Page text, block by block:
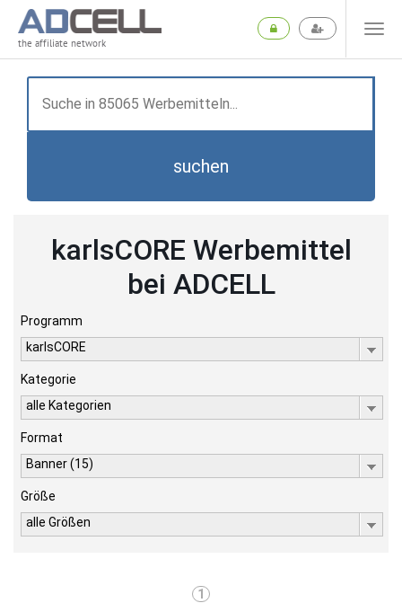
the affiliate network
suchen
karlsCORE Werbemittel
bei ADCELL
Programm
karlsCORE
Kategorie
alle Kategorien
Format
Banner (15)
Größe
alle Größen
1